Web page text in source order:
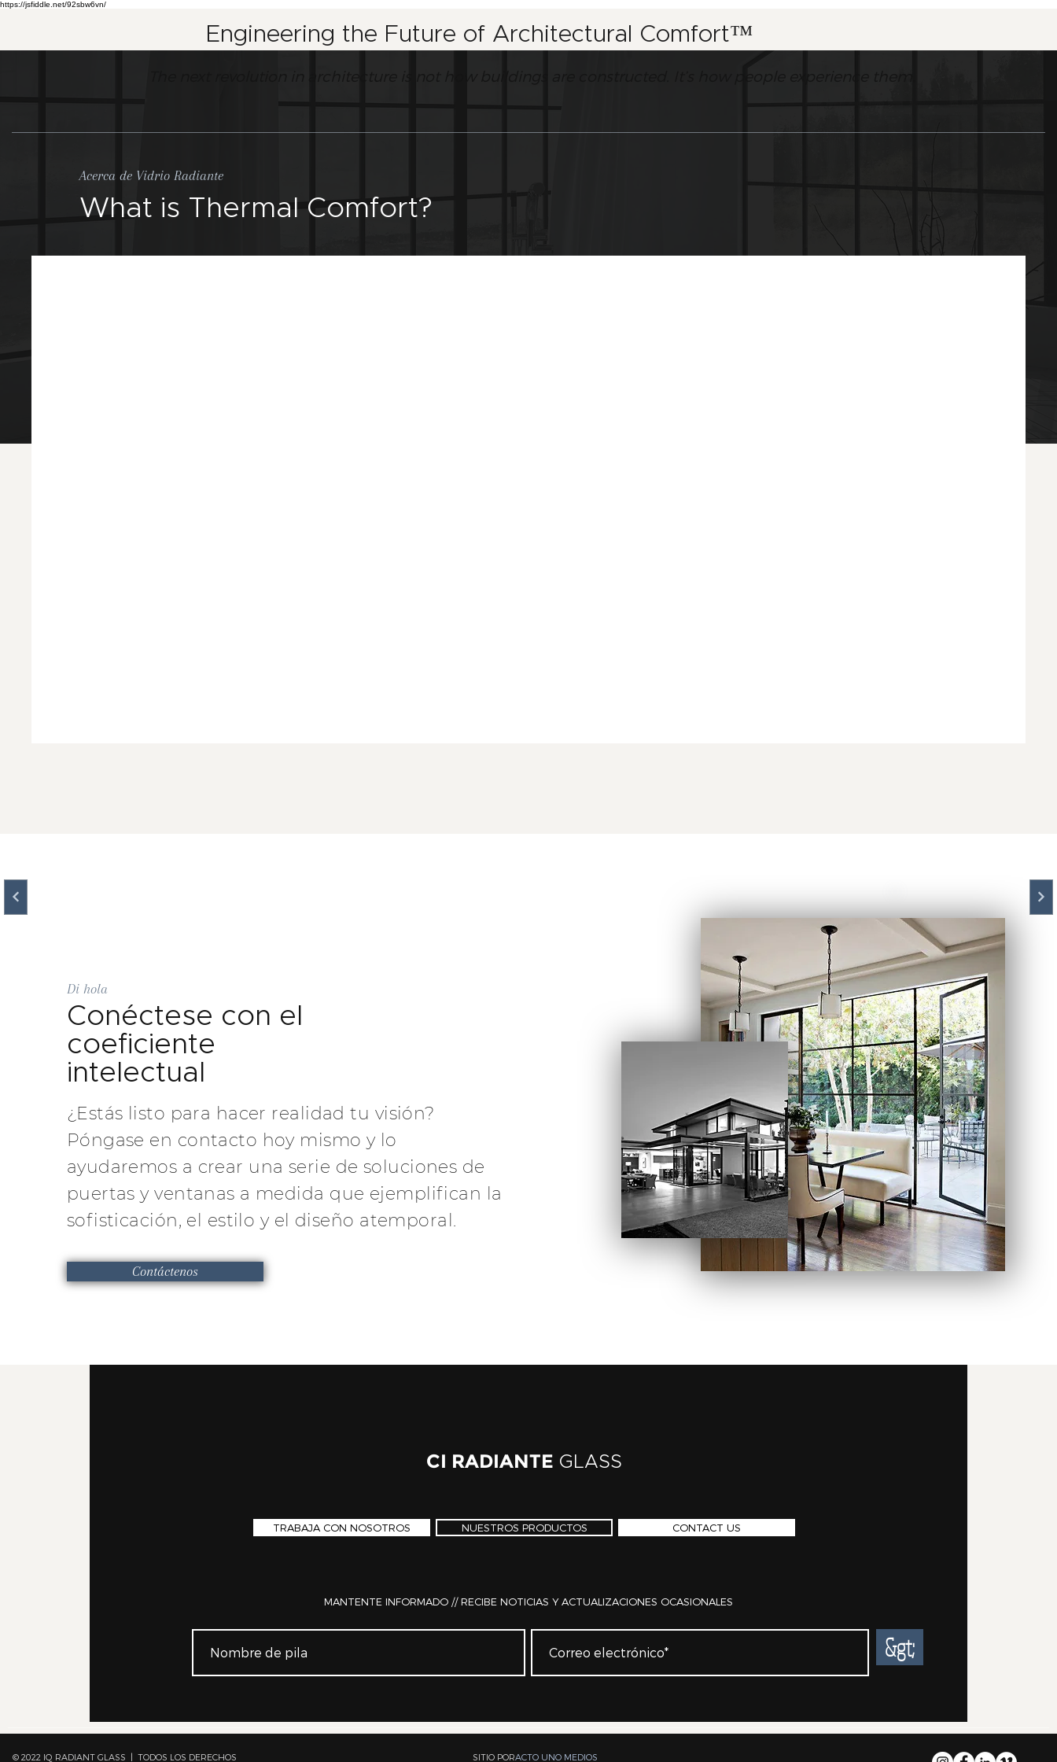
https://jsfiddle.net/92sbw6vn/
Engineering the Future of Architectural Comfort™
Acerca de Vidrio Radiante
What is Thermal Comfort?
Di hola
Conéctese con el
coeficiente
intelectual
¿Estás listo para hacer realidad tu visión?
Póngase en contacto hoy mismo y lo
ayudaremos a crear una serie de soluciones de
puertas y ventanas a medida que ejemplifican la
sofisticación, el estilo y el diseño atemporal.
Contáctenos
CI RADIANTE GLASS
TRABAJA CON NOSOTROS NUESTROS PRODUCTOS CONTACT US
MANTENTE INFORMADO // RECIBE NOTICIAS Y ACTUALIZACIONES OCASIONALES
&gt;
© 2022 IQ RADIANT GLASS | TODOS LOS DERECHOS SITIO PORACTO UNO MEDIOS